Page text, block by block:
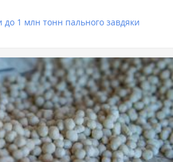
1 млн тонн пального завдяки